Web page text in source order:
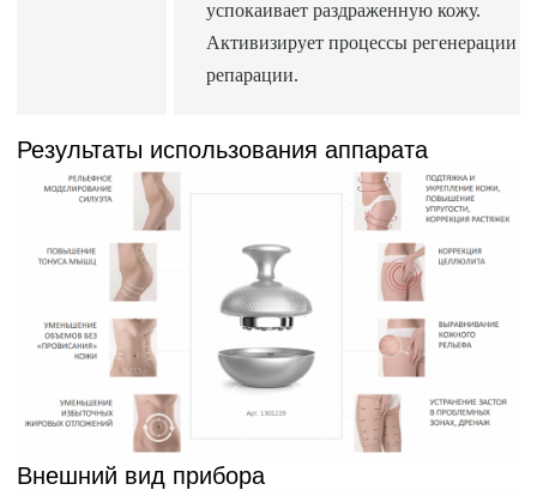
успокаивает раздраженную кожу.
Активизирует процессы регенерации и
репарации.
Результаты использования аппарата
Внешний вид прибора